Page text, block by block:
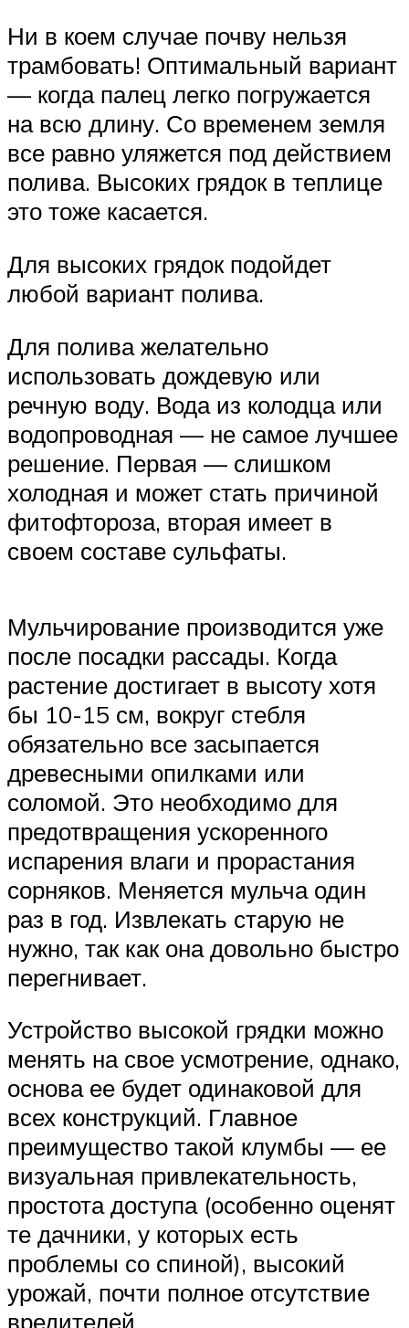
Ни в коем случае почву нельзя
трамбовать! Оптимальный вариант
— когда палец легко погружается
на всю длину. Со временем земля
все равно уляжется под действием
полива. Высоких грядок в теплице
это тоже касается.
Для высоких грядок подойдет
любой вариант полива.
Для полива желательно
использовать дождевую или
речную воду. Вода из колодца или
водопроводная — не самое лучшее
решение. Первая — слишком
холодная и может стать причиной
фитофтороза, вторая имеет в
своем составе сульфаты.
Мульчирование производится уже
после посадки рассады. Когда
растение достигает в высоту хотя
бы 10-15 см, вокруг стебля
обязательно все засыпается
древесными опилками или
соломой. Это необходимо для
предотвращения ускоренного
испарения влаги и прорастания
сорняков. Меняется мульча один
раз в год. Извлекать старую не
нужно, так как она довольно быстро
перегнивает.
Устройство высокой грядки можно
менять на свое усмотрение, однако,
основа ее будет одинаковой для
всех конструкций. Главное
преимущество такой клумбы — ее
визуальная привлекательность,
простота доступа (особенно оценят
те дачники, у которых есть
проблемы со спиной), высокий
урожай, почти полное отсутствие
вредителей.